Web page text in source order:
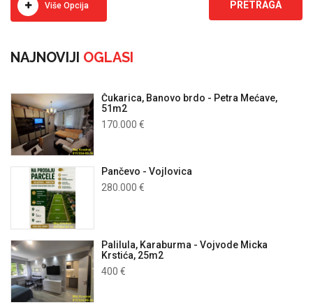
Više Opcija
NAJNOVIJI OGLASI
Čukarica, Banovo brdo - Petra Mećave,
51m2
170.000 €
Pančevo - Vojlovica
280.000 €
Palilula, Karaburma - Vojvode Micka
Krstića, 25m2
400 €